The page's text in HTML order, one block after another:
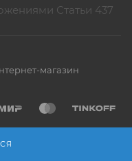
Статьи 437
магазин